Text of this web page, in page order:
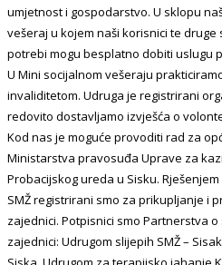
umjetnost i gospodarstvo. U sklopu
vešeraj u kojem naši korisnici te
potrebi mogu besplatno dobiti uslugu
U Mini socijalnom vešeraju
invaliditetom. Udruga je registrirani
redovito dostavljamo izvješća o
Kod nas je moguće provoditi rad za
Ministarstva pravosuđa Uprave za
Probacijskog ureda u Sisku.
SMŽ registrirani smo za prikupljanje i
zajednici. Potpisnici smo Partnerstva
zajednici: Udrugom slijepih SMŽ –